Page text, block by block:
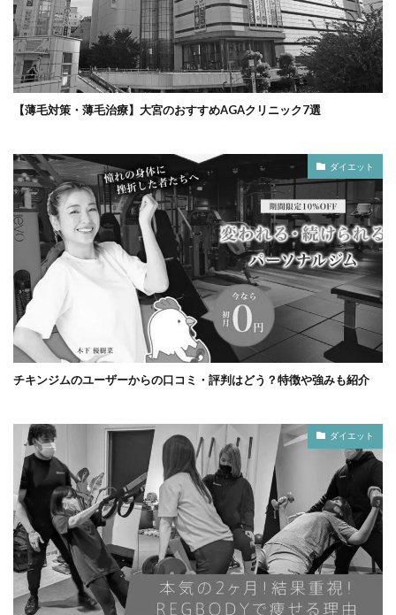
【薄毛対策・薄毛治療】大宮のおすすめAGAクリニック7選
ダイエット
チキンジムのユーザーからの口コミ・評判はどう？特徴や強みも紹介
ダイエット